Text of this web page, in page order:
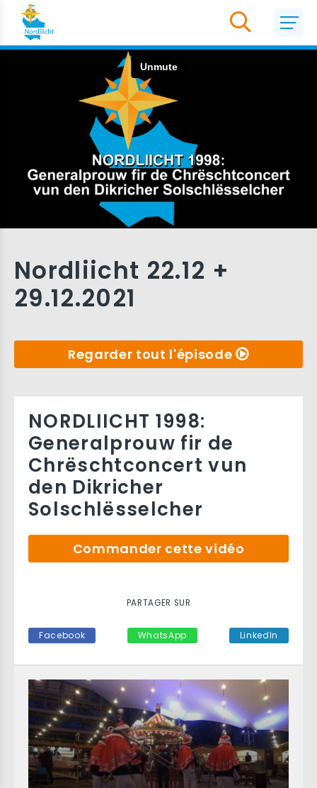
Nordliicht 22.12 +
29.12.2021
Regarder tout l'épisode
NORDLIICHT 1998:
Generalprouw fir de
Chrëschtconcert vun
den Dikricher
Solschlësselcher
Commander cette vidéo
PARTAGER SUR
Facebook WhatsApp LinkedIn